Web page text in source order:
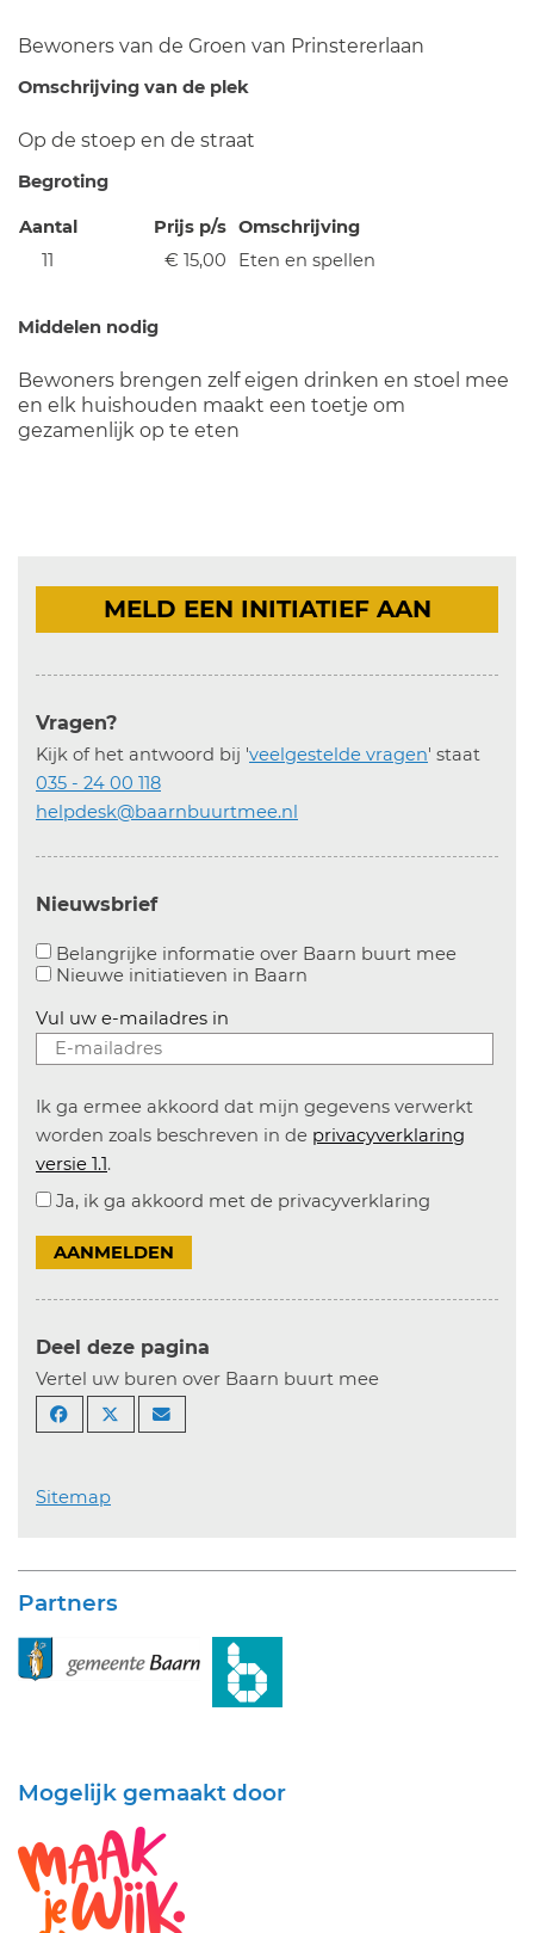
Bewoners van de Groen van Prinstererlaan
Omschrijving van de plek
Op de stoep en de straat
Begroting
Aantal Prijs p/s Omschrijving
11
€ 15,00 Eten en spellen
Middelen nodig
Bewoners brengen zelf eigen drinken en stoel mee
en elk huishouden maakt een toetje om
gezamenlijk op te eten
MELD EEN INITIATIEF AAN
Vragen?
Kijk of het antwoord bij 'veelgestelde vragen' staat
035 - 24 00 118
helpdesk@baarnbuurtmee.nl
Nieuwsbrief
Belangrijke informatie over Baarn buurt mee
Nieuwe initiatieven in Baarn
Vul uw e-mailadres in
Ik ga ermee akkoord dat mijn gegevens verwerkt
worden zoals beschreven in de privacyverklaring
versie 1.1.
Ja, ik ga akkoord met de privacyverklaring
AANMELDEN
Deel deze pagina
Vertel uw buren over Baarn buurt mee
Sitemap
Partners
Mogelijk gemaakt door